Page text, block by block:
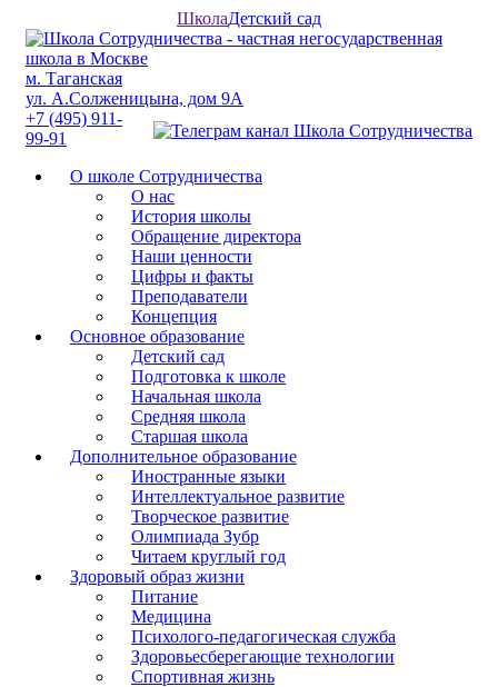
ШколаДетский сад
м. Таганская
ул. А.Солженицына, дом 9А
+7 (495) 911-
99-91
О школе Сотрудничества
О нас
История школы
Обращение директора
Наши ценности
Цифры и факты
Преподаватели
Концепция
Основное образование
Детский сад
Подготовка к школе
Начальная школа
Средняя школа
Старшая школа
Дополнительное образование
Иностранные языки
Интеллектуальное развитие
Творческое развитие
Олимпиада Зубр
Читаем круглый год
Здоровый образ жизни
Питание
Медицина
Психолого-педагогическая служба
Здоровьесберегающие технологии
Спортивная жизнь